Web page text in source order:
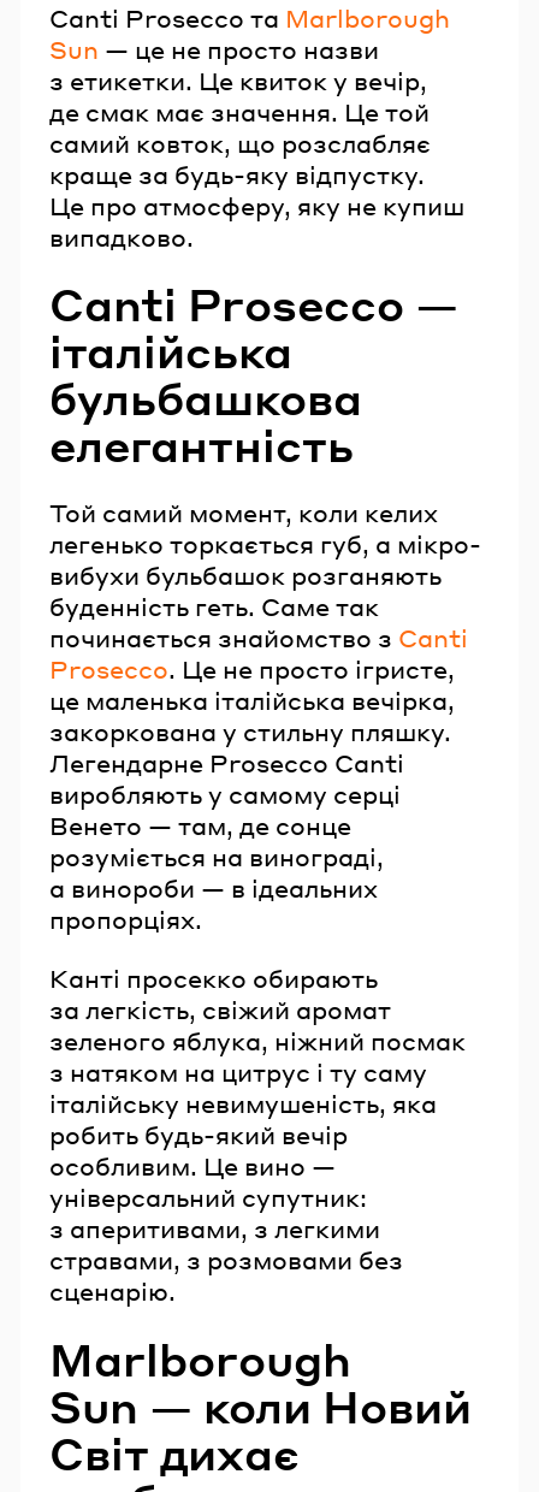
Canti Prosecco та Marlborough
Sun — це не просто назви
з етикетки. Це квиток у вечір,
де смак має значення. Це той
самий ковток, що розслабляє
краще за будь-яку відпустку.
Це про атмосферу, яку не купиш
випадково.
Canti Prosecco —
італійська
бульбашкова
елегантність
Той самий момент, коли келих
легенько торкається губ, а мікро-
вибухи бульбашок розганяють
буденність геть. Саме так
починається знайомство з Canti
Prosecco. Це не просто ігристе,
це маленька італійська вечірка,
закоркована у стильну пляшку.
Легендарне Prosecco Canti
виробляють у самому серці
Венето — там, де сонце
розуміється на винограді,
а винороби — в ідеальних
пропорціях.
Канті просекко обирають
за легкість, свіжий аромат
зеленого яблука, ніжний посмак
з натяком на цитрус і ту саму
італійську невимушеність, яка
робить будь-який вечір
особливим. Це вино —
універсальний супутник:
з аперитивами, з легкими
стравами, з розмовами без
сценарію.
Marlborough
Sun — коли Новий
Світ дихає